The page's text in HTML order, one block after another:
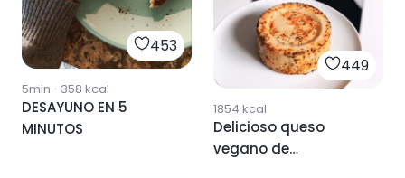
453
5min · 358 kcal
DESAYUNO EN 5
MINUTOS
449
1854 kcal
Delicioso queso
vegano de